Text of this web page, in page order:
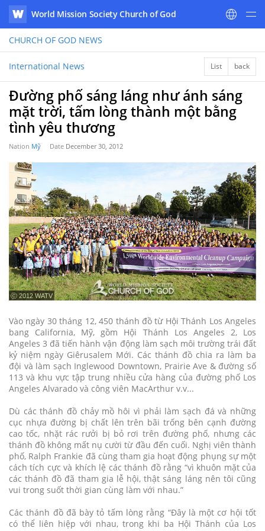
WATV
World Mission Society Church of God
CHURCH OF GOD NEWS
International News List back
Đường phố sáng láng như ánh sáng
mặt trời, tấm lòng thành một bằng
tình yêu thương
Nation Mỹ Date December 30, 2012
ⓒ 2012 WATV
Vào ngày 30 tháng 12, 450 thánh đồ từ Hội Thánh Los Angeles
bang California, Mỹ, gồm Hội Thánh Los Angeles 2, Los
Angeles 3 đã tiến hành vận động làm sạch môi trường trái đất
kỷ niệm ngày Giêrusalem Mới. Các thánh đồ chia ra làm ba
đội và làm sạch Inglewood Downtown, Prairie Ave & đường số
113 và khu vực tập trung nhiều cửa hàng của đường phố Los
Angeles Alvarado và công viên MacArthur v.v...
Dù các thánh đồ chảy mồ hôi vì phải làm sạch đá và những
cục nhựa đường bị chất lên trên bãi trống bên cạnh đường
cao tốc, nhặt rác rưởi bị bỏ rơi trên đường phố, nhưng các
thánh đồ không mất nụ cười từ đầu đến cuối. Nghị viên thành
phố, Ralph Frankie đã cùng tham gia hoạt động phụng sự một
cách tích cực và khích lệ các thánh đồ rằng “vì khuôn mặt của
các thánh đồ đã tham gia lễ hội, thật sáng láng nên tôi cũng
vui trong suốt thời gian cùng làm với nhau.”
Các thánh đồ đã bày tỏ tấm lòng rằng “Đây là một cơ hội tốt
có thể liên hiệp với nhau, trong khi ba Hội Thánh của Los